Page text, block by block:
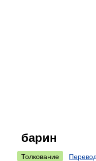
барин
Толкование Перевод